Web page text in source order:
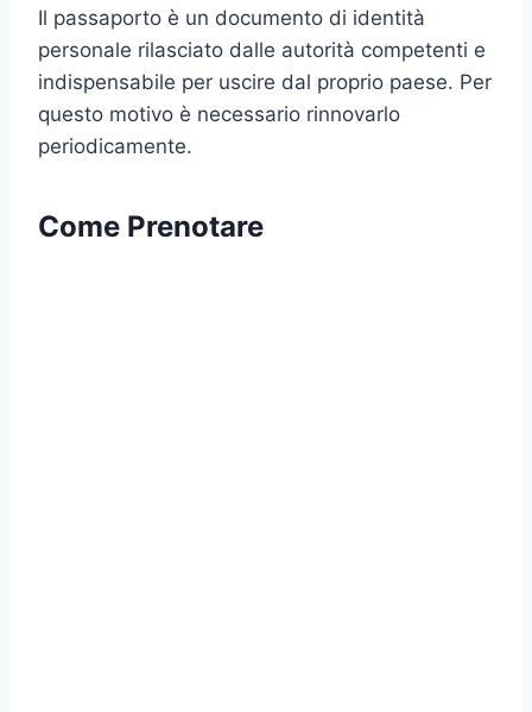
Il passaporto è un documento di identità
personale rilasciato dalle autorità competenti e
indispensabile per uscire dal proprio paese. Per
questo motivo è necessario rinnovarlo
periodicamente.
Come Prenotare